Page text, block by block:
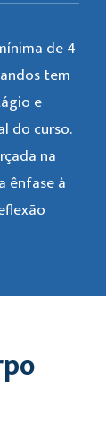
de 4
tem
e
do curso.
na
ênfase à